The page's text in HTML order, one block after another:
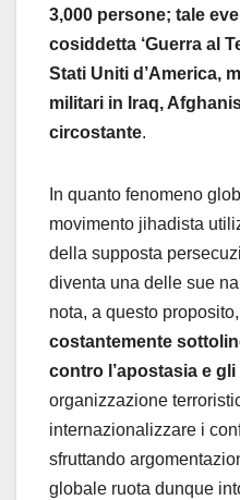
3,000 persone; tale
cosiddetta ‘Guerra al
Stati Uniti d’America,
militari in Iraq,
circostante.
In quanto fenomeno
movimento jihadista
della supposta
diventa una delle sue
nota, a questo
costantemente
contro l’apostasia e
organizzazione
internazionalizzare i
sfruttando
globale ruota dunque